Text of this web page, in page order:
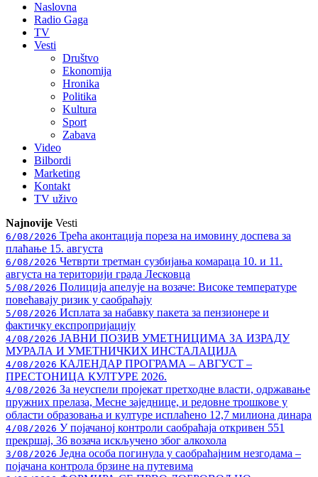
Naslovna
Radio Gaga
TV
Vesti
Društvo
Ekonomija
Hronika
Politika
Kultura
Sport
Zabava
Video
Bilbordi
Marketing
Kontakt
TV uživo
Najnovije Vesti
6/08/2026 Трећа аконтација пореза на имовину доспева за
плаћање 15. августа
6/08/2026 Четврти третман сузбијања комараца 10. и 11.
августа на територији града Лесковца
5/08/2026 Полиција апелује на возаче: Високе температуре
повећавају ризик у саобраћају
5/08/2026 Исплата за набавку пакета за пензионере и
фактичку експропријацију
4/08/2026 ЈАВНИ ПОЗИВ УМЕТНИЦИМА ЗА ИЗРАДУ
МУРАЛА И УМЕТНИЧКИХ ИНСТАЛАЦИЈА
4/08/2026 КАЛЕНДАР ПРОГРАМА – АВГУСТ –
ПРЕСТОНИЦА КУЛТУРЕ 2026.
4/08/2026 За неуспели пројекат претходне власти, одржавање
пружних прелаза, Месне заједнице, и редовне трошкове у
области образовања и културе исплаћено 12,7 милиона динара
4/08/2026 У појачаној контроли саобраћаја откривен 551
прекршај, 36 возача искључено због алкохола
3/08/2026 Једна особа погинула у саобраћајним незгодама –
појачана контрола брзине на путевима